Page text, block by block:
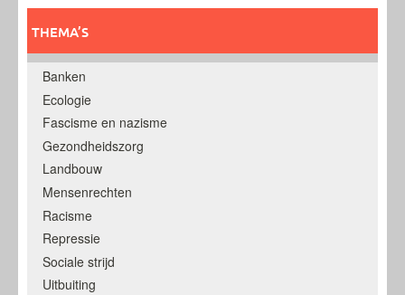
THEMA’S
Banken
Ecologie
Fascisme en nazisme
Gezondheidszorg
Landbouw
Mensenrechten
Racisme
Repressie
Sociale strijd
Uitbuiting